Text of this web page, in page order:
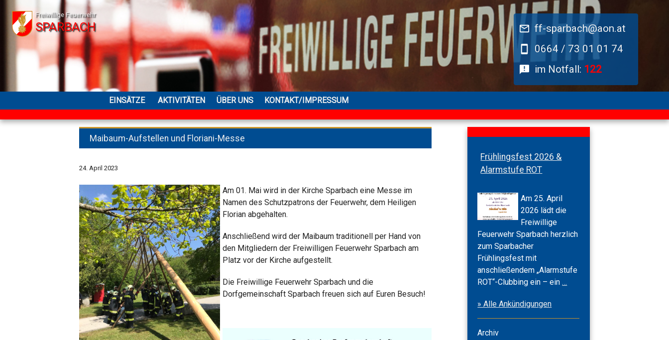
Freiwillige Feuerwehr
SPARBACH
ff-sparbach@aon.at
0664 / 73 01 01 74
im Notfall: 122
EINSÄTZE AKTIVITÄTEN ÜBER UNS KONTAKT/IMPRESSUM
Maibaum-Aufstellen und Floriani-Messe
24. April 2023
Am 01. Mai wird in der Kirche Sparbach eine Messe im
Namen des Schutzpatrons der Feuerwehr, dem Heiligen
Florian abgehalten.
Anschließend wird der Maibaum traditionell per Hand von
den Mitgliedern der Freiwilligen Feuerwehr Sparbach am
Platz vor der Kirche aufgestellt.
Die Freiwillige Feuerwehr Sparbach und die
Dorfgemeinschaft Sparbach freuen sich auf Euren Besuch!
Frühlingsfest 2026 &
Alarmstufe ROT
Am 25. April
2026 lädt die
Freiwillige
Feuerwehr Sparbach herzlich
zum Sparbacher
Frühlingsfest mit
anschließendem „Alarmstufe
ROT“-Clubbing ein – ein…
Alarmstufe
» Alle Ankündigungen
Archiv